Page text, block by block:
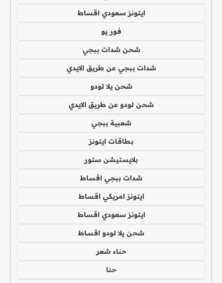
ايتونز سعودي اقساط
فور يو
شحن شدات ببجي
شدات ببجي عن طريق الايدي
شحن يلا لودو
شحن لودو عن طريق الايدي
شعبية ببجي
بطاقات ايتونز
بلايستيشن ستور
شدات ببجي اقساط
ايتونز امريكي اقساط
ايتونز سعودي اقساط
شحن يلا لودو اقساط
حناء شعر
حنا